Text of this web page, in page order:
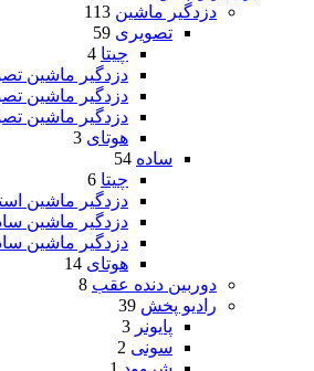
دزدگیر ماشین 113
تصویری 59
چیتا 4
دزدگیر ماشین
دزدگیر ماشین
دزدگیر ماشین
هوتای 3
ساده 54
چیتا 6
دزدگیر ماشین
دزدگیر ماشین
دزدگیر ماشین
هوتای 14
دوربین دنده عقب 8
رادیو پخش 39
پایونر 3
سونی 2